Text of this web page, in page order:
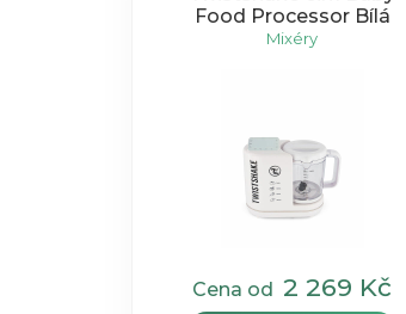
Food Processor Bílá
Mixéry
Cena od 2 269 Kč